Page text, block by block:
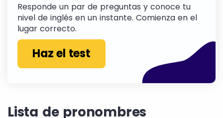
Responde un par de preguntas y conoce tu
nivel de inglés en un instante. Comienza en el
lugar correcto.
Haz el test
Lista de pronombres